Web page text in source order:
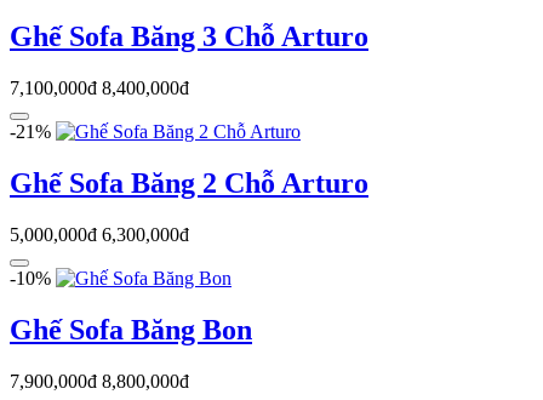
Ghế Sofa Băng 3 Chỗ Arturo
7,100,000đ 8,400,000đ
-21%
Ghế Sofa Băng 2 Chỗ Arturo
5,000,000đ 6,300,000đ
-10%
Ghế Sofa Băng Bon
7,900,000đ 8,800,000đ